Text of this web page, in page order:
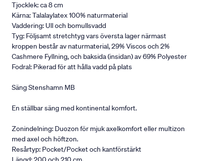
Tjocklek: ca 8 cm
Kärna: Talalaylatex 100% naturmaterial
Vaddering: Ull och bomullsvadd
Tyg: Följsamt stretchtyg vars översta lager närmast
kroppen består av naturmaterial, 29% Viscos och 2%
Cashmere Fyllning, och baksida (insidan) av 69% Polyester
Fodral: Pikerad för att hålla vadd på plats
Säng Stenshamn MB
En ställbar säng med kontinental komfort.
Zonindelning: Duozon för mjuk axelkomfort eller multizon
med axel och höftzon.
Resårtyp: Pocket/Pocket och kantförstärkt